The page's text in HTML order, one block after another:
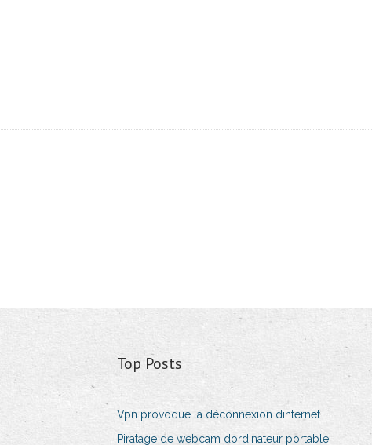
Top Posts
Vpn provoque la déconnexion dinternet
Piratage de webcam dordinateur portable